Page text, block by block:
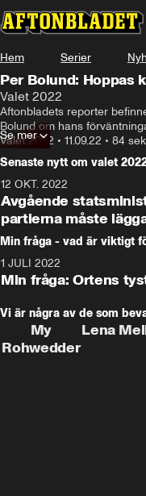
Hem Serier
Per Bolund: Hoppas
Valet 2022
Aftonbladets reporter
Bolund om hans
Valet 2022 • 11.09.22 • 84 sek
Se mer
Senaste nytt om valet
12 OKT. 2022
Avgående
partierna måste
Min fråga - vad är viktigt
1 JULI 2022
Min fråga: Ortens
Vi är några av de som
My
Rohwedder
Lena